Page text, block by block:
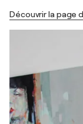
Découvrir la page